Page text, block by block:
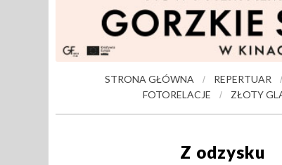
STRONA GŁÓWNA / REPERTUAR /
FOTORELACJE
/ ZŁOTY
Z odzysku